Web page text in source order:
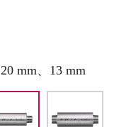
20 mm、13 mm